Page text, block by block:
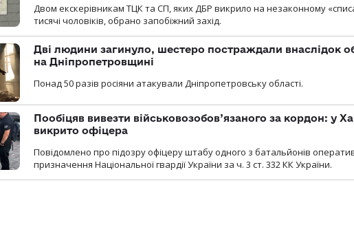
Двом екскерівникам ТЦК та СП, яких ДБР викрило на незаконному
тисячі чоловіків, обрано запобіжний захід.
Дві людини загинуло, шестеро постраждали внаслідок
на Дніпропетровщині
Понад 50 разів росіяни атакували Дніпропетровську області.
Пообіцяв вивезти військовозобов’язаного за кордон: у
викрито офіцера
Повідомлено про підозру офіцеру штабу одного з батальйонів
призначення Національної гвардії України за ч. 3 ст. 332 КК України.